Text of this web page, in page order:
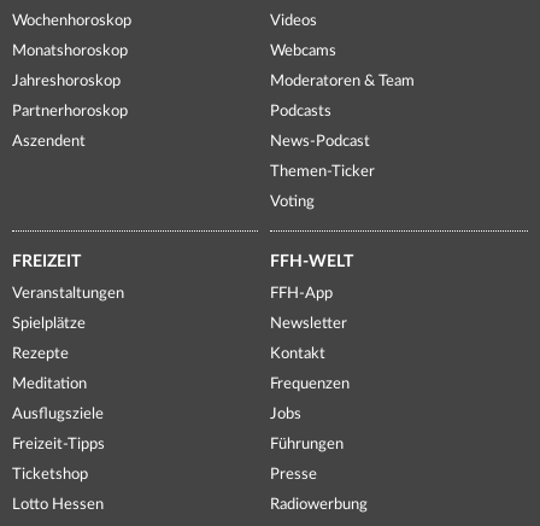
Wochenhoroskop
Monatshoroskop
Jahreshoroskop
Partnerhoroskop
Aszendent
Videos
Webcams
Moderatoren & Team
Podcasts
News-Podcast
Themen-Ticker
Voting
FREIZEIT
Veranstaltungen
Spielplätze
Rezepte
Meditation
Ausflugsziele
Freizeit-Tipps
Ticketshop
Lotto Hessen
FFH-WELT
FFH-App
Newsletter
Kontakt
Frequenzen
Jobs
Führungen
Presse
Radiowerbung